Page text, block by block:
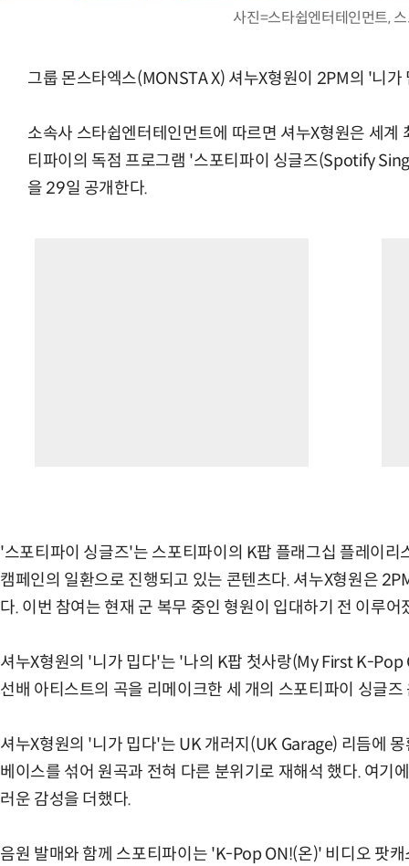
사진=스타쉽엔터테인먼트,
그룹 몬스타엑스(MONSTA X) 셔누X형원이 2PM의 '니
소속사 스타쉽엔터테인먼트에 따르면 셔누X형원은 세계
티파이의 독점 프로그램 '스포티파이 싱글즈(Spotify
을 29일 공개한다.
'스포티파이 싱글즈'는 스포티파이의 K팝 플래그십 플레이
캠페인의 일환으로 진행되고 있는 콘텐츠다. 셔누X형원은
다. 이번 참여는 현재 군 복무 중인 형원이 입대하기 전 이루어
셔누X형원의 '니가 밉다'는 '나의 K팝 첫사랑(My First K-
선배 아티스트의 곡을 리메이크한 세 개의 스포티파이 싱글즈
셔누X형원의 '니가 밉다'는 UK 개러지(UK Garage) 리듬에
베이스를 섞어 원곡과 전혀 다른 분위기로 재해석 했다. 여기
러운 감성을 더했다.
음원 발매와 함께 스포티파이는 'K-Pop ON!(온)' 비디오 팟